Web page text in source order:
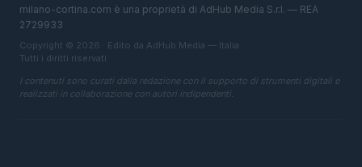
milano-cortina.com è una proprietà di AdHub Media S.r.l. — REA
2729933
Copyright © 2026 · Edito da AdHub Media — Italia
Tutti i diritti riservati
I contenuti sono curati dalla redazione con il supporto di strumenti digitali e
realizzati in collaborazione con autori indipendenti.